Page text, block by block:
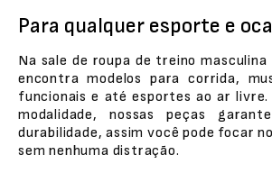
Para qualquer esporte e
Na sale de roupa de treino
encontra modelos para corrida,
funcionais e até esportes ao ar livre.
modalidade, nossas peças
durabilidade, assim você pode focar
sem nenhuma distração.